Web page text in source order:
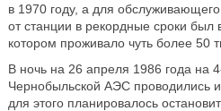
в 1970 году, а для
от станции в рекордные сроки был
котором проживало чуть более 50
В ночь на 26 апреля 1986 года на
Чернобыльской АЭС проводились
для этого планировалось